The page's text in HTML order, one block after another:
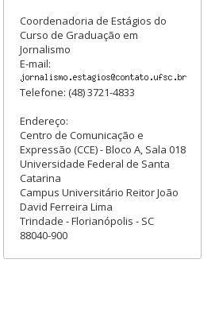
Coordenadoria de Estágios do
Curso de Graduação em
Jornalismo
E-mail:
Telefone: (48) 3721-4833
Endereço:
Centro de Comunicação e
Expressão (CCE) - Bloco A, Sala 018
Universidade Federal de Santa
Catarina
Campus Universitário Reitor João
David Ferreira Lima
Trindade - Florianópolis - SC
88040-900